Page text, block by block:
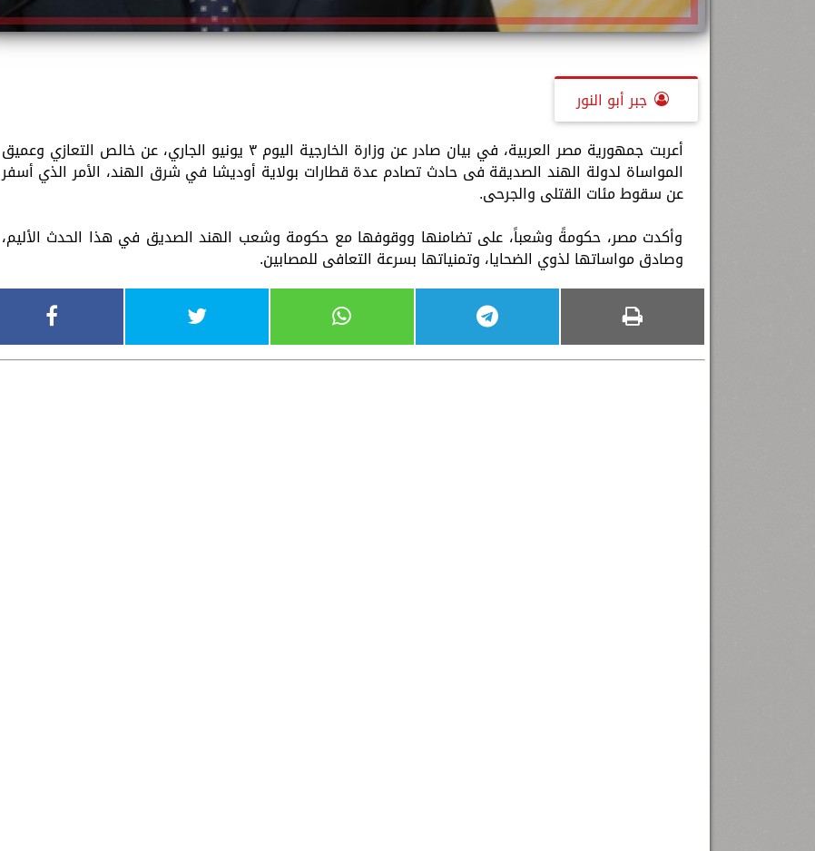
جبر أبو النور
أعربت جمهورية مصر العربية، في بيان صادر عن وزارة الخارجية اليوم ٣ يونيو الجاري، عن خالص التعازي وعميق
المواساة لدولة الهند الصديقة فى حادث تصادم عدة قطارات بولاية أوديشا في شرق الهند، الأمر الذي أسفر
عن سقوط مئات القتلى والجرحى.
وأكدت مصر، حكومةً وشعباً، على تضامنها ووقوفها مع حكومة وشعب الهند الصديق في هذا الحدث الأليم،
وصادق مواساتها لذوي الضحايا، وتمنياتها بسرعة التعافى للمصابين.